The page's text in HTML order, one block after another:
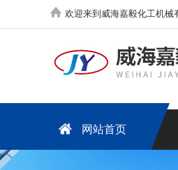
欢迎来到威海嘉毅化工机械
网站首页